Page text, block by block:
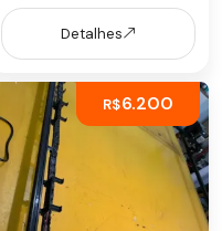
Detalhes
R$6.200